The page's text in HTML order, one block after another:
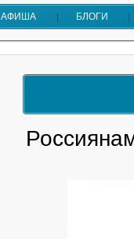
АФИША БЛОГИ